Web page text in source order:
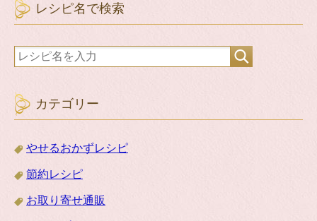
レシピ名で検索
カテゴリー
やせるおかずレシピ
節約レシピ
お取り寄せ通販